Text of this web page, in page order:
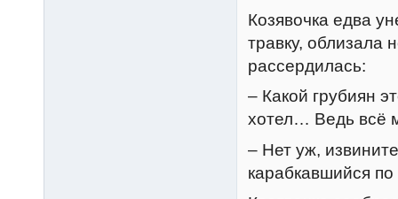
Козявочка едва
травку, облизала
рассердилась:
– Какой грубиян
хотел… Ведь всё
– Нет уж,
карабкавшийся по